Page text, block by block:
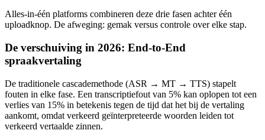
Alles-in-één platforms combineren deze drie fasen achter één
uploadknop. De afweging: gemak versus controle over elke stap.
De verschuiving in 2026: End-to-End
spraakvertaling
De traditionele cascademethode (ASR → MT → TTS) stapelt
fouten in elke fase. Een transcriptiefout van 5% kan oplopen tot een
verlies van 15% in betekenis tegen de tijd dat het bij de vertaling
aankomt, omdat verkeerd geïnterpreteerde woorden leiden tot
verkeerd vertaalde zinnen.